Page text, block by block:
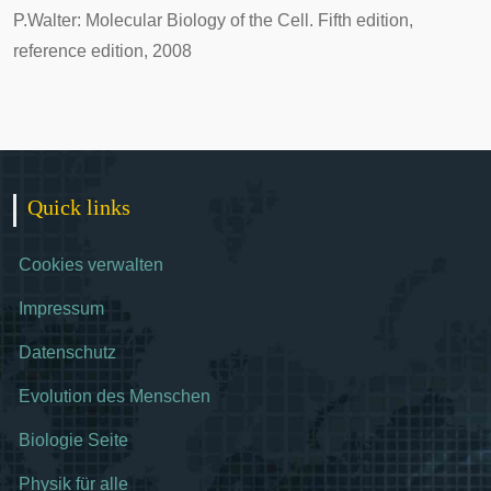
P.Walter: Molecular Biology of the Cell. Fifth edition,
reference edition, 2008
Quick links
Cookies verwalten
Impressum
Datenschutz
Evolution des Menschen
Biologie Seite
Physik für alle